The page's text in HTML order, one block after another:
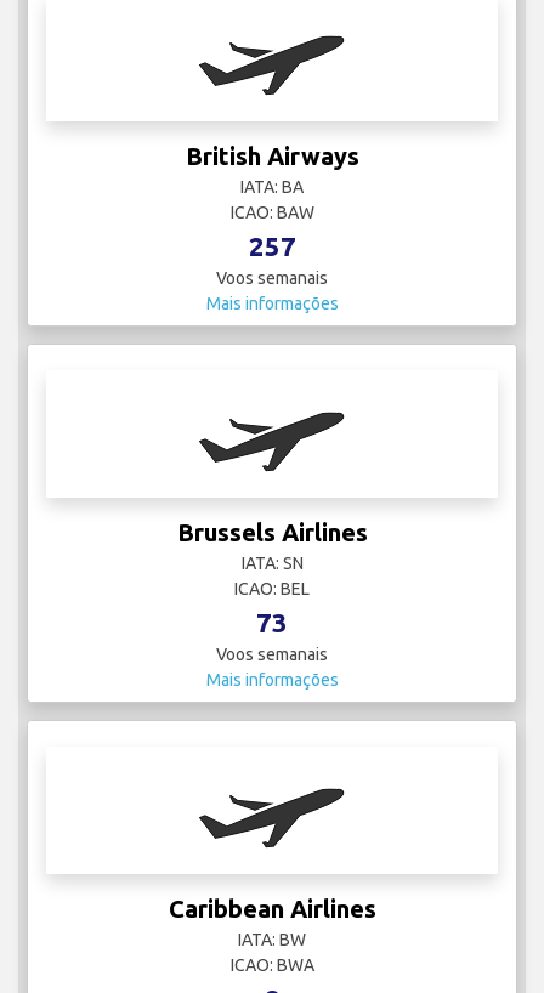
British Airways
IATA: BA
ICAO: BAW
257
Voos semanais
Mais informações
Brussels Airlines
IATA: SN
ICAO: BEL
73
Voos semanais
Mais informações
Caribbean Airlines
IATA: BW
ICAO: BWA